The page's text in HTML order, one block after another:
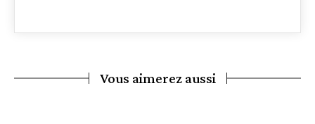
Vous aimerez aussi